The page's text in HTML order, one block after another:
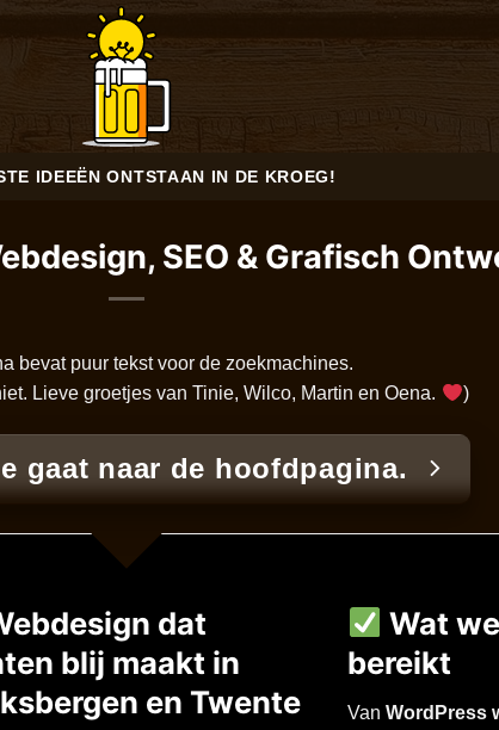
IDEEËN ONTSTAAN IN DE KROEG!
SEO & Grafisch
bevat puur tekst voor de zoekmachines.
Lieve groetjes van Tinie, Wilco, Martin en Oena.
)
gaat naar de hoofdpagina.
dat
blij maakt in
en Twente
Wat
bereikt
Van WordPress